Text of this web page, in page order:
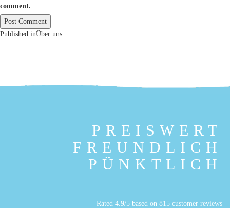
comment.
Post
Published inÜber uns
PREISWERT
FREUNDLICH
PÜNKTLICH
Rated 4.9/5 based on 815 customer reviews